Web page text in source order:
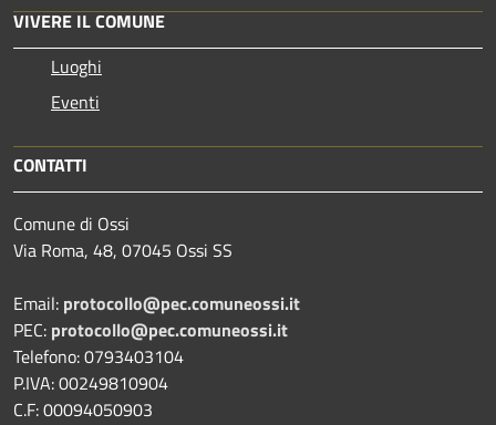
VIVERE IL COMUNE
Luoghi
Eventi
CONTATTI
Comune di Ossi
Via Roma, 48, 07045 Ossi SS
Email: protocollo@pec.comuneossi.it
PEC: protocollo@pec.comuneossi.it
Telefono: 0793403104
P.IVA: 00249810904
C.F: 00094050903